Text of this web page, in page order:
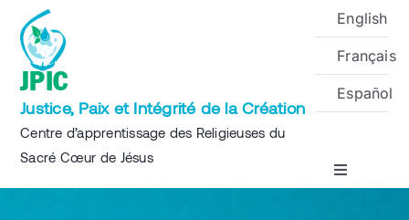
content
JPIC
Justice, Paix et Intégrité de la Création
Centre d’apprentissage des Religieuses du
Sacré Cœur de Jésus
English
Français
Español
Toggle